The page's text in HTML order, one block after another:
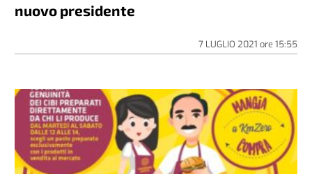
nuovo presidente
7 LUGLIO 2021 ore 15:55